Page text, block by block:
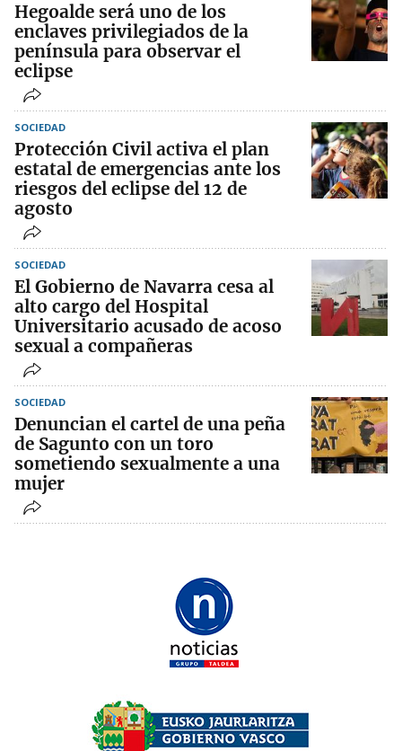
Hegoalde será uno de los
enclaves privilegiados de la
península para observar el
eclipse
SOCIEDAD
Protección Civil activa el plan
estatal de emergencias ante los
riesgos del eclipse del 12 de
agosto
SOCIEDAD
El Gobierno de Navarra cesa al
alto cargo del Hospital
Universitario acusado de acoso
sexual a compañeras
SOCIEDAD
Denuncian el cartel de una peña
de Sagunto con un toro
sometiendo sexualmente a una
mujer